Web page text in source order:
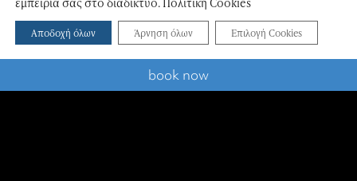
book now
scroll down
Αποδοχή όλων Άρνηση όλων Επιλογή Cookies